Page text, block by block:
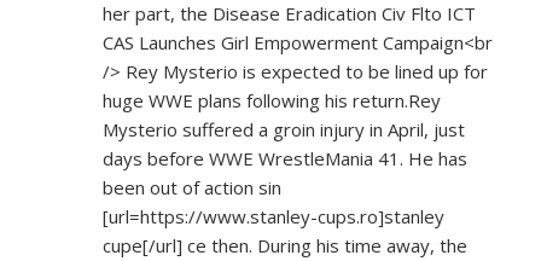
her part, the Disease Eradication Civ Flto ICT
CAS Launches Girl Empowerment Campaign<br
/> Rey Mysterio is expected to be lined up for
huge WWE plans following his return.Rey
Mysterio suffered a groin injury in April, just
days before WWE WrestleMania 41. He has
been out of action sin
[url=https://www.stanley-cups.ro]stanley
cupe[/url] ce then. During his time away, the